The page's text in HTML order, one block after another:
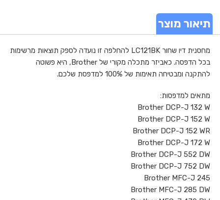
תיאור מוצר
מחסנית דיו שחור LC121BK להחלפה זו נועדה לספק תוצאות מרשימות
בכל הדפסה. כאביזר מתכלה מקורי של Brother, היא פשוטה
להתקנה ומבטיחה תאימות של 100% למדפסת שלכם.
מתאים למדפסות:
Brother DCP-J 132 W
Brother DCP-J 152 W
Brother DCP-J 152 WR
Brother DCP-J 172 W
Brother DCP-J 552 DW
Brother DCP-J 752 DW
Brother MFC-J 245
Brother MFC-J 285 DW